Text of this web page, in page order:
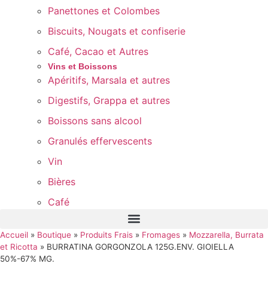
Panettones et Colombes
Biscuits, Nougats et confiserie
Café, Cacao et Autres
Vins et Boissons
Apéritifs, Marsala et autres
Digestifs, Grappa et autres
Boissons sans alcool
Granulés effervescents
Vin
Bières
Café
Accueil » Boutique » Produits Frais » Fromages » Mozzarella, Burrata
et Ricotta » BURRATINA GORGONZOLA 125G.ENV. GIOIELLA
50%-67% MG.